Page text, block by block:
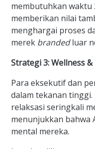
membutuhkan waktu
memberikan nilai
menghargai proses
merek brandedluar
Strategi 3: Wellness
Para eksekutif dan
dalam tekanan
relaksasi seringkali
menunjukkan bahwa
mental mereka.